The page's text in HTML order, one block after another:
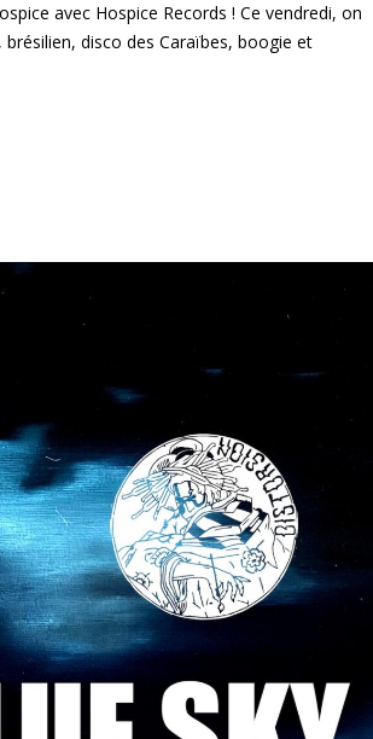
avec Hospice Records ! Ce vendredi, on
disco des Caraïbes, boogie et